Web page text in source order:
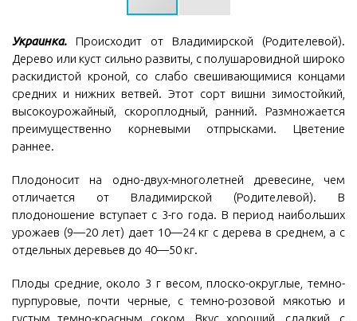
Украинка. Происходит от Владимирской (Родителевой).
Дерево или куст сильно развиты, с полушаровидной широко
раскидистой кроной, со слабо свешивающимися концами
средних и нижних ветвей. Этот сорт вишни зимостойкий,
высокоурожайный, скороплодный, ранний. Размножается
преимущественно корневыми отпрысками. Цветение
раннее.
Плодоносит на одно-двух-многолетней древесине, чем
отличается от Владимирской (Родителевой). В
плодоношение вступает с 3-го года. В период наибольших
урожаев (9—20 лет) дает 10—24 кг с дерева в среднем, а с
отдельных деревьев до 40—50 кг.
Плоды средние, около 3 г весом, плоско-округлые, темно-
пурпуровые, почти черные, с темно-розовой мякотью и
густым темно-красным соком. Вкус хороший, сладкий, с